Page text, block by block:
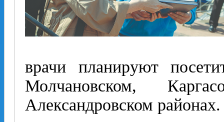
врачи планируют
Молчановском,
Александровском районах.